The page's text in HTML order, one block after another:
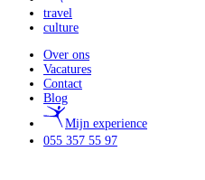
travel
culture
Over ons
Vacatures
Contact
Blog
Mijn experience
055 357 55 97